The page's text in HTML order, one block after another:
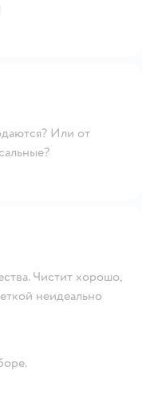
Или от
Чистит хорошо,
неидеально